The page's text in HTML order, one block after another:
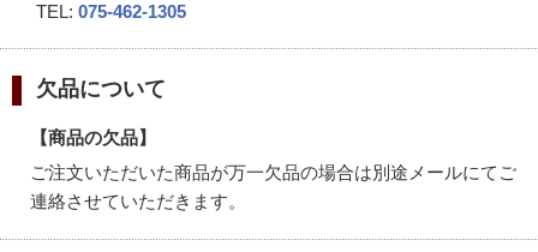
TEL: 075-462-1305
欠品について
【商品の欠品】
ご注文いただいた商品が万一欠品の場合は別途メールにてご
連絡させていただきます。